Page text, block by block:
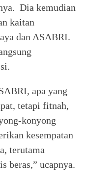
Dia kemudian
kaitan
dan ASABRI.
apa yang
tetapi fitnah,
konyong
kesempatan
terutama
beras,” ucapnya.